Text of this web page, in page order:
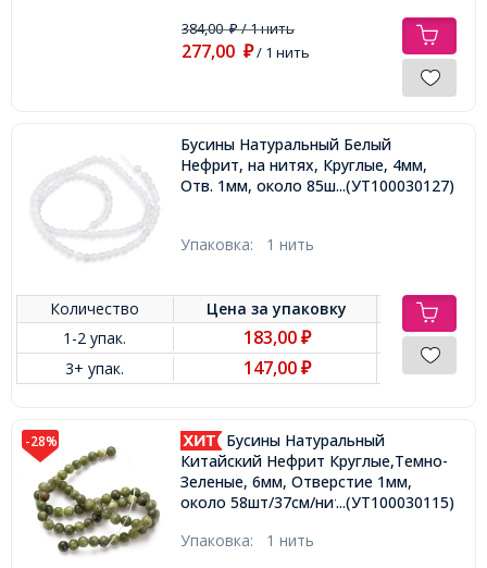
384,00₽/ 1 нить
277,00 ₽/ 1 нить
Бусины Натуральный Белый
Нефрит, на нитях, Круглые, 4мм,
Отв. 1мм, около 85шт/35см/нить,
...(УТ100030127)
Упаковка: 1 нить
Количество Цена заупаковку
1-2 упак.
183,00 ₽
3+ упак. 147,00 ₽
-28%
Бусины Натуральный
Китайский Нефрит Круглые,Темно-
Зеленые, 6мм, Отверстие 1мм,
около 58шт/37см/нить,...(УТ100030115)
Упаковка: 1 нить